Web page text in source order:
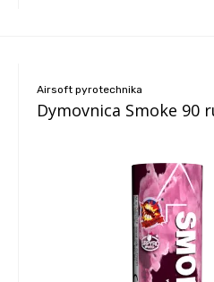
Airsoft pyrotechnika
Dymovnica Smoke 90